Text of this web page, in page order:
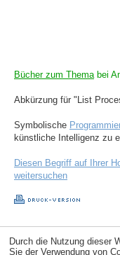
Bücher zum Themabei
Abkürzung für "List
Symbolische
künstliche Intelligenz zu
Diesen Begriff auf Ihrer
weitersuchen
Durch die Nutzung dieser
Sie der Verwendung von
Copyright © 1998-2026